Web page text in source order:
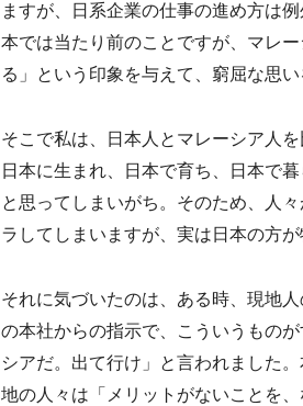
ますが、日系企業の仕事の進め方は
本では当たり前のことですが、マレ
る」という印象を与えて、窮屈な思
そこで私は、日本人とマレーシア人
日本に生まれ、日本で育ち、日本で
と思ってしまいがち。そのため、人
ラしてしまいますが、実は日本の方が
それに気づいたのは、ある時、現地
の本社からの指示で、こういうもの
シアだ。出て行け」と言われました
地の人々は「メリットがないことを